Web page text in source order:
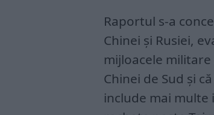
Raportul s-a
Chinei și Rusiei,
mijloacele
Chinei de Sud și
include mai multe